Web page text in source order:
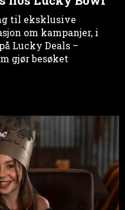
til eksklusive
om kampanjer, i
Lucky Deals –
gjør besøket